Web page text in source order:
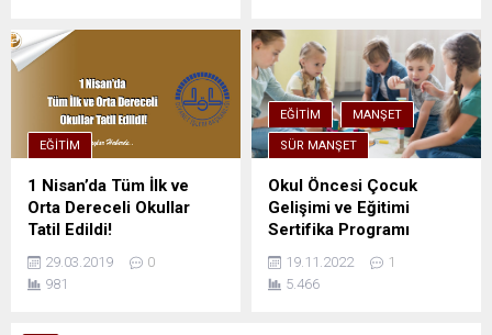
EĞITIM
1 Nisan’da Tüm İlk ve
Orta Dereceli Okullar
Tatil Edildi!
29.03.2019
0
981
EĞITIM MANŞET
SÜR MANŞET
Okul Öncesi Çocuk
Gelişimi ve Eğitimi
Sertifika Programı
19.11.2022
1
5.466